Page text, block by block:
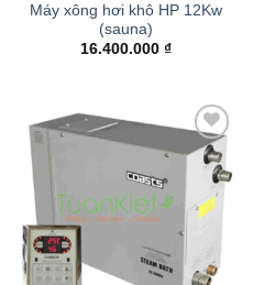
Máy xông hơi khô HP 12Kw
(sauna)
16.400.000 ₫
Add to
wishlist